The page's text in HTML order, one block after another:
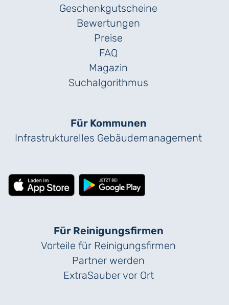
Geschenk­gutscheine
Bewertungen
Preise
FAQ
Magazin
Suchalgorithmus
Für Kommunen
Infrastrukturelles Gebäude­management
Für Reinigungs­firmen
Vorteile für Reinigungs­firmen
Partner werden
ExtraSauber vor Ort